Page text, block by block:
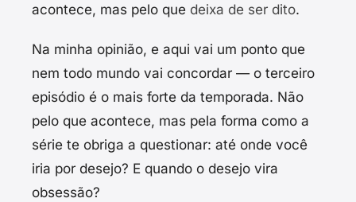
acontece, mas pelo que deixa de ser dito.
Na minha opinião, e aqui vai um ponto que
nem todo mundo vai concordar — o terceiro
episódio é o mais forte da temporada. Não
pelo que acontece, mas pela forma como a
série te obriga a questionar: até onde você
iria por desejo? E quando o desejo vira
obsessão?